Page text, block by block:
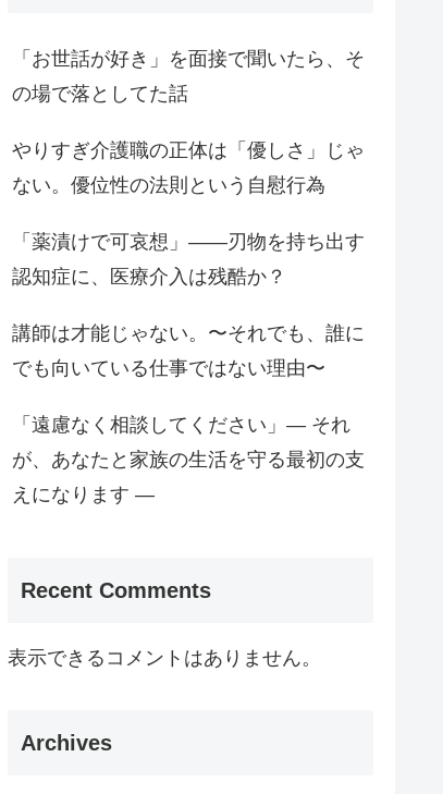
「お世話が好き」を面接で聞いたら、そ
の場で落としてた話
やりすぎ介護職の正体は「優しさ」じゃ
ない。優位性の法則という自慰行為
「薬漬けで可哀想」——刃物を持ち出す
認知症に、医療介入は残酷か？
講師は才能じゃない。〜それでも、誰に
でも向いている仕事ではない理由〜
「遠慮なく相談してください」— それ
が、あなたと家族の生活を守る最初の支
えになります —
Recent Comments
表示できるコメントはありません。
Archives